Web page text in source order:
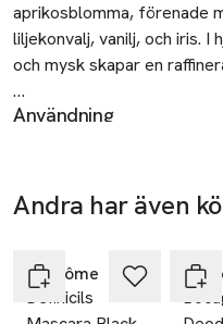
aprikosblomma, förenade
liljekonvalj, vanilj, och iris. I
och mysk skapar en
Lämna dina tomma
Användning
gå sedan genom molnet.
Återvinning
avfall på kommunens
Säkerhet
VIKTIGT: PRODUKTEN
Andra har även
Lancôme
Definicils